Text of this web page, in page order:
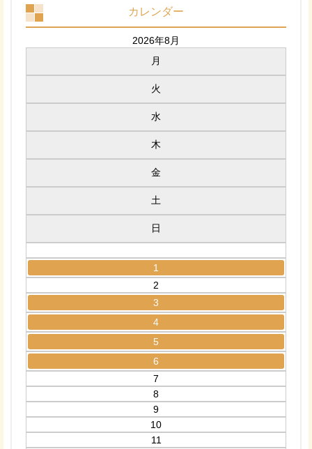
カレンダー
2026年8月
月
火
水
木
金
土
日
1
2
3
4
5
6
7
8
9
10
11